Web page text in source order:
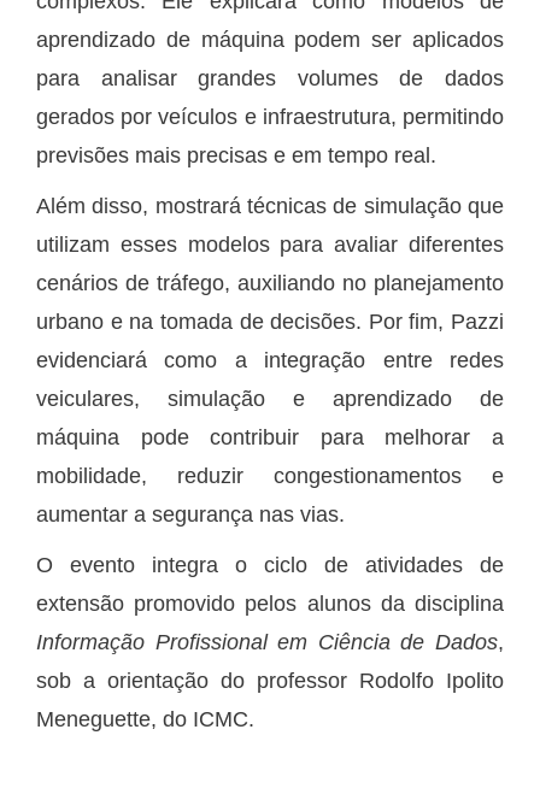
aprendizado de máquina podem ser aplicados
para analisar grandes volumes de dados
gerados por veículos e infraestrutura, permitindo
previsões mais precisas e em tempo real.
Além disso, mostrará técnicas de simulação que
utilizam esses modelos para avaliar diferentes
cenários de tráfego, auxiliando no planejamento
urbano e na tomada de decisões. Por fim, Pazzi
evidenciará como a integração entre redes
veiculares, simulação e aprendizado de
máquina pode contribuir para melhorar a
mobilidade, reduzir congestionamentos e
aumentar a segurança nas vias.
O evento integra o ciclo de atividades de
extensão promovido pelos alunos da disciplina
Informação Profissional em Ciência de Dados,
sob a orientação do professor Rodolfo Ipolito
Meneguette, do ICMC.